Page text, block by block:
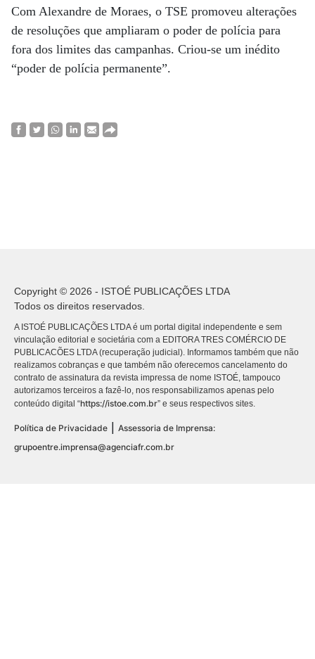
Com Alexandre de Moraes, o TSE promoveu alterações
de resoluções que ampliaram o poder de polícia para
fora dos limites das campanhas. Criou-se um inédito
“poder de polícia permanente”.
Copyright © 2026 - ISTOÉ PUBLICAÇÕES LTDA
Todos os direitos reservados.
A ISTOÉ PUBLICAÇÕES LTDA é um portal digital independente e sem
vinculação editorial e societária com a EDITORA TRES COMÉRCIO DE
PUBLICACÕES LTDA (recuperação judicial). Informamos também que não
realizamos cobranças e que também não oferecemos cancelamento do
contrato de assinatura da revista impressa de nome ISTOÉ, tampouco
autorizamos terceiros a fazê-lo, nos responsabilizamos apenas pelo
conteúdo digital “https://istoe.com.br” e seus respectivos sites.
Política de Privacidade
Assessoria de Imprensa:
grupoentre.imprensa@agenciafr.com.br